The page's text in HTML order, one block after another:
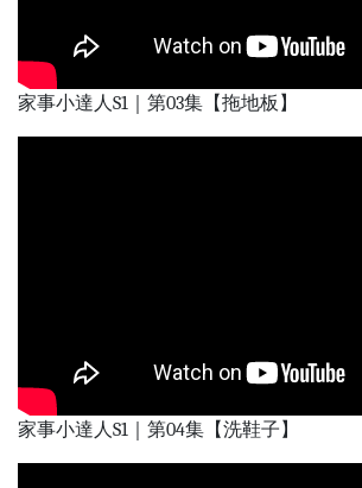
家事小達人S1｜第03集【拖地板】
家事小達人S1｜第04集【洗鞋子】